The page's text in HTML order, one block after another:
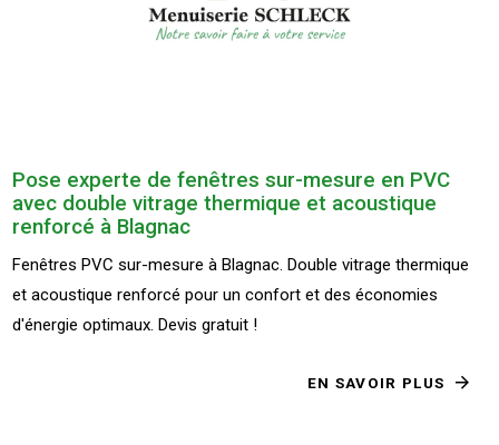
Pose experte de fenêtres sur-mesure en PVC
avec double vitrage thermique et acoustique
renforcé à Blagnac
Fenêtres PVC sur-mesure à Blagnac. Double vitrage thermique
et acoustique renforcé pour un confort et des économies
d'énergie optimaux. Devis gratuit !
EN SAVOIR PLUS